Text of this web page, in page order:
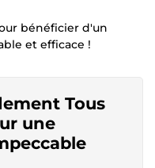
bénéficier d'un
et efficace !
Tous
une